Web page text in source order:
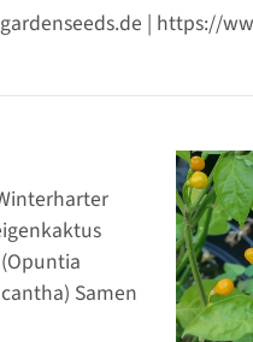
| https://